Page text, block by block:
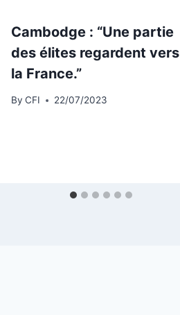
Cambodge : “Une partie
des élites regardent vers
la France.”
By CFI 22/07/2023